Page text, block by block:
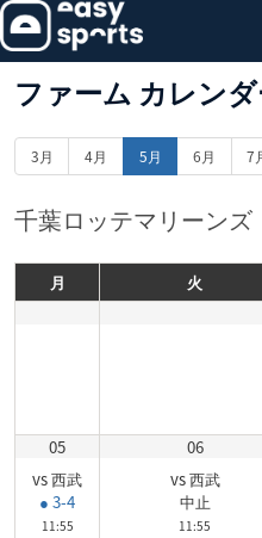
ファーム カレン
3月 4月 5月 6月 7
千葉ロッテマリーンズ
月 火
05
vs 西武
● 3-4
11:55
06
vs 西武
中止
11:55